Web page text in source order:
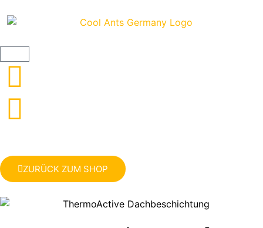
ZURÜCK ZUM SHOP